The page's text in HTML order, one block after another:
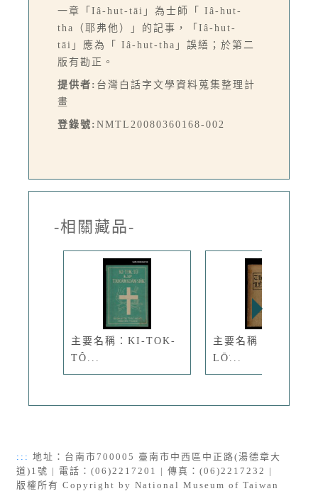
一章「Iâ-hut-tāi」為士師「 Iâ-hut-
tha（耶弗他）」的記事，「Iâ-hut-
tāi」應為「 Iâ-hut-tha」誤繕；於第二
版有勘正。
提供者: 台灣白話字文學資料蒐集整理計
畫
登錄號: NMTL20080360168-002
-相關藏品-
主要名稱：KI-TOK-
TÔ...
主要名稱：THIAN-
LŌ͘...
::: 地址：台南市700005 臺南市中西區中正路(湯德章大
道)1號 | 電話：(06)2217201 | 傳真：(06)2217232 |
版權所有 Copyright by National Museum of Taiwan